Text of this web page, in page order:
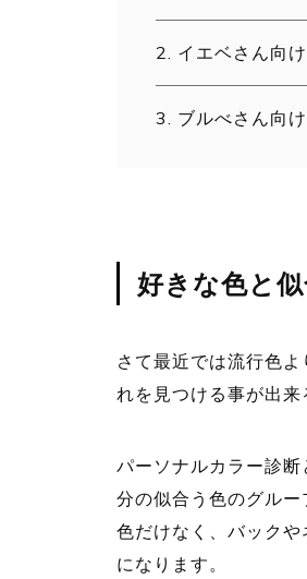
イエベさん向
ブルべさん向
好きな色と
さて最近では流行色
れを見つける事が出来
パーソナルカラー診
分の似合う色のグル
色だけなく、バック
になります。